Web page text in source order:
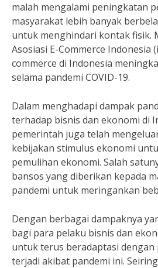
malah mengalami peningkatan
masyarakat lebih banyak
untuk menghindari kontak fisik.
Asosiasi E-Commerce Indonesia
commerce di Indonesia
selama pandemi COVID-19.
Dalam menghadapi dampak
terhadap bisnis dan ekonomi di
pemerintah juga telah
kebijakan stimulus ekonomi
pemulihan ekonomi. Salah
bansos yang diberikan kepada
pandemi untuk meringankan
Dengan berbagai dampaknya
bagi para pelaku bisnis dan
untuk terus beradaptasi
terjadi akibat pandemi ini.